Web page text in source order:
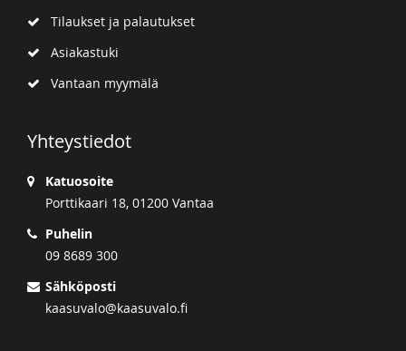
Tilaukset ja palautukset
Asiakastuki
Vantaan myymälä
Yhteystiedot
Katuosoite
Porttikaari 18, 01200 Vantaa
Puhelin
09 8689 300
Sähköposti
kaasuvalo@kaasuvalo.fi